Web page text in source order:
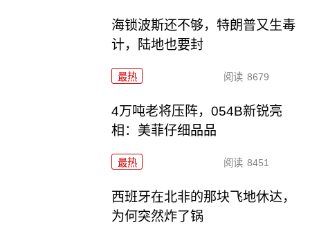
海锁波斯还不够，特朗普又生毒
计，陆地也要封
最热 阅读 8679
4万吨老将压阵，054B新锐亮
相：美菲仔细品品
最热 阅读 8451
西班牙在北非的那块飞地休达，
为何突然炸了锅